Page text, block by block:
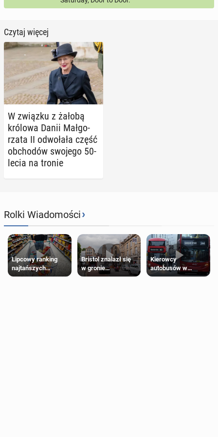
Czytaj więcej
W związku z żałobą
królowa Danii Mał­go­
rza­ta II od­wo­ła­ła część
ob­cho­dów swojego 50-
lecia na tronie
Rolki Wiadomości›
Lipcowy ranking
najtańszych
supermarketów
Bristol znalazł się
w gronie
najlepszych
Kierowcy
autobusów w
Londynie